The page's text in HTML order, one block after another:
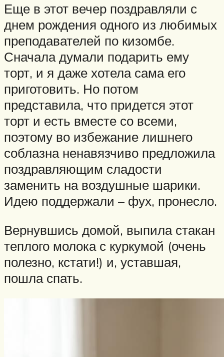
Еще в этот вечер поздравляли с
днем рождения одного из любимых
преподавателей по кизомбе.
Сначала думали подарить ему
торт, и я даже хотела сама его
приготовить. Но потом
представила, что придется этот
торт и есть вместе со всеми,
поэтому во избежание лишнего
соблазна ненавязчиво предложила
поздравляющим сладости
заменить на воздушные шарики.
Идею поддержали – фух, пронесло.
Вернувшись домой, выпила стакан
теплого молока с куркумой (очень
полезно, кстати!) и, уставшая,
пошла спать.